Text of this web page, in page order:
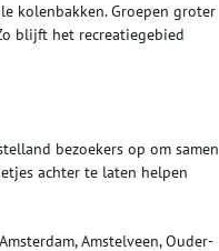
kolenbakken. Groepen groter
blijft het recreatiegebied
bezoekers op om samen
achter te laten helpen
Amstelveen, Ouder-